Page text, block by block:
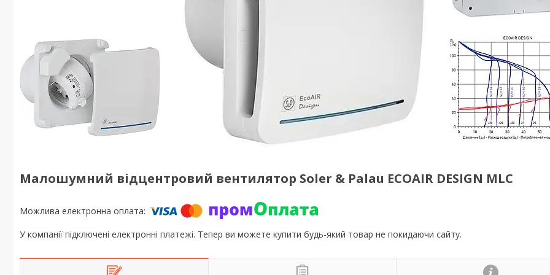
Малошумний відцентровий вентилятор Soler & Palau ECOAIR DESIGN MLC
У компанії підключені електронні платежі. Тепер ви можете купити будь-який товар не покидаючи сайту.